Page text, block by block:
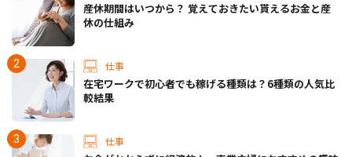
産休期間はいつから？ 覚えておきたい貰えるお金と産
休の仕組み
仕事
在宅ワークで初心者でも稼げる種類は？6種類の人気比
較結果
仕事